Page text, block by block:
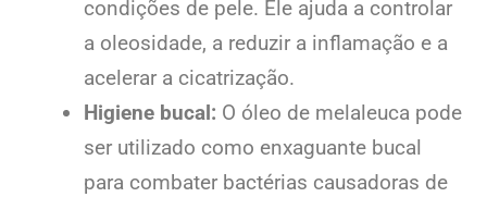
condições de pele. Ele ajuda a controlar
a oleosidade, a reduzir a inflamação e a
acelerar a cicatrização.
Higiene bucal: O óleo de melaleuca pode
ser utilizado como enxaguante bucal
para combater bactérias causadoras de